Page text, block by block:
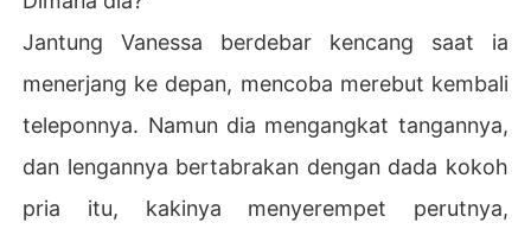
Jantung Vanessa berdebar kencang saat ia
menerjang ke depan, mencoba merebut kembali
teleponnya. Namun dia mengangkat tangannya,
dan lengannya bertabrakan dengan dada kokoh
pria itu, kakinya menyerempet perutnya,